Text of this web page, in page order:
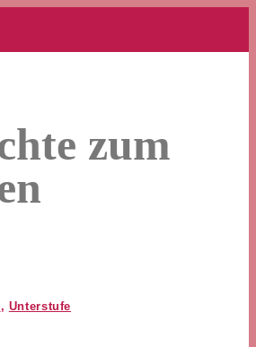
zum
, Unterstufe